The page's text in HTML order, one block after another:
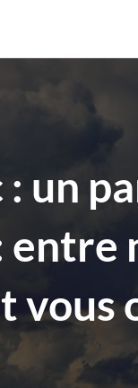
un
entre
vous